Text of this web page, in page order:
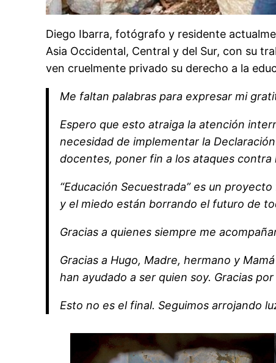
Diego Ibarra, fotógrafo y residente
Asia Occidental, Central y del Sur, con su
ven cruelmente privado su derecho a la
Me faltan palabras para expresar mi
Espero que esto atraiga la atención
necesidad de implementar la
docentes, poner fin a los ataques contra
“Educación Secuestrada” es un
y el miedo están borrando el futuro de
Gracias a quienes siempre me
Gracias a Hugo, Madre, hermano y
han ayudado a ser quien soy. Gracias
Esto no es el final. Seguimos arrojando